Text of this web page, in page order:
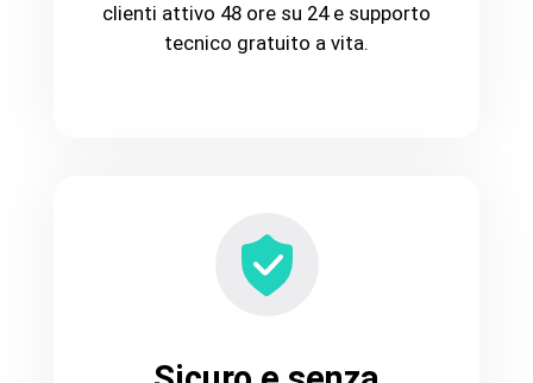
clienti attivo 48 ore su 24 e supporto
tecnico gratuito a vita.